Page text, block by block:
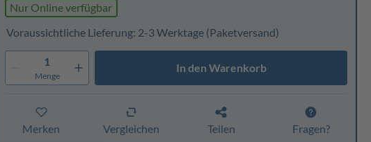
Nur Online verfügbar
Voraussichtliche Lieferung: 2-3 Werktage(Paketversand)
1
Menge
In den Warenkorb
Merken Vergleichen Teilen Fragen?